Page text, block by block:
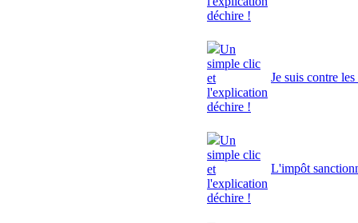
déchire !
Un
simple clic
et
l'explication
déchire !
Je suis contre
Un
simple clic
et
l'explication
déchire !
L'impôt